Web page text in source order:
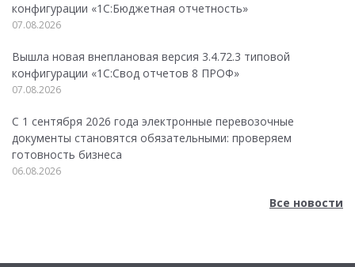
конфигурации «1C:Бюджетная отчетность»
07.08.2026
Вышла новая внеплановая версия 3.4.72.3 типовой
конфигурации «1C:Свод отчетов 8 ПРОФ»
07.08.2026
С 1 сентября 2026 года электронные перевозочные
документы становятся обязательными: проверяем
готовность бизнеса
06.08.2026
Все новости